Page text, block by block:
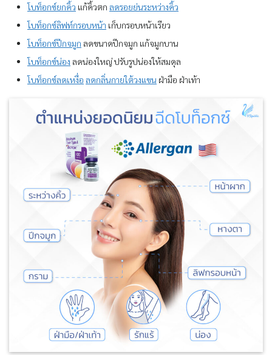
โบท็อกซ์ยกคิ้ว แก้คิ้วตก ลดรอยย่นระหว่างคิ้ว
โบท็อกซ์ลิฟท์กรอบหน้า เก็บกรอบหน้าเรียว
โบท็อกซ์ปีกจมูก ลดขนาดปีกจมูก แก้จมูกบาน
โบท็อกซ์น่อง ลดน่องใหญ่ ปรับรูปน่องให้สมดุล
โบท็อกซ์ลดเหงื่อ ลดกลิ่นกายใต้วงแขน ฝ่ามือ ฝ่าเท้า